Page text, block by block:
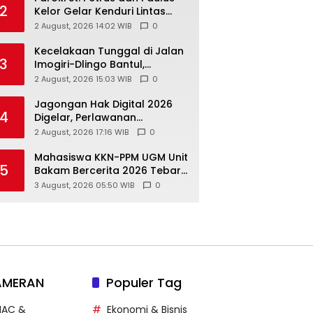
2
Kelor Gelar Kenduri Lintas
Iman, Perkuat Kerukunan di
2 August, 2026 14:02 WIB 0
3
Kecelakaan Tunggal di Jalan
Imogiri-Dlingo Bantul,
Daihatsu Xenia Terjun ke
2 August, 2026 15:03 WIB 0
4
Jagongan Hak Digital 2026
Digelar, Perlawanan
Terhadap Pembungkaman
2 August, 2026 17:16 WIB 0
5
Mahasiswa KKN-PPM UGM Unit
Bakam Bercerita 2026 Tebar
1.200 Bibit Mangrove di Sungai
3 August, 2026 05:50 WIB 0
&
Populer Tag
Ekonomi & Bisnis